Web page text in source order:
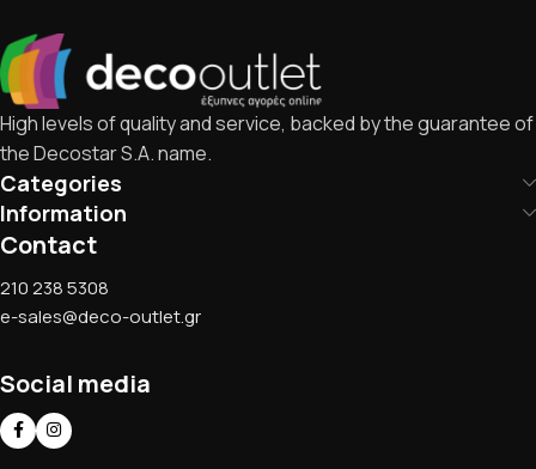
High levels of quality and service, backed by the guarantee of
the Decostar S.A. name.
Categories
Information
Contact
210 238 5308
e-sales@deco-outlet.gr
Social media